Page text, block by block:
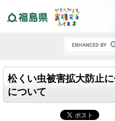
松くい虫被害拡大防止
について